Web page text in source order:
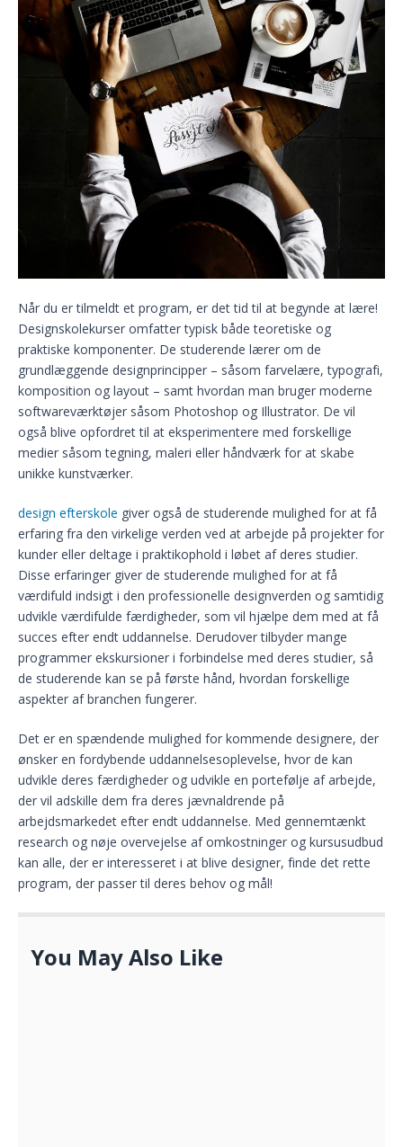
Når du er tilmeldt et program, er det tid til at begynde at lære!
Designskolekurser omfatter typisk både teoretiske og
praktiske komponenter. De studerende lærer om de
grundlæggende designprincipper – såsom farvelære, typografi,
komposition og layout – samt hvordan man bruger moderne
softwareværktøjer såsom Photoshop og Illustrator. De vil
også blive opfordret til at eksperimentere med forskellige
medier såsom tegning, maleri eller håndværk for at skabe
unikke kunstværker.
design efterskole giver også de studerende mulighed for at få
erfaring fra den virkelige verden ved at arbejde på projekter for
kunder eller deltage i praktikophold i løbet af deres studier.
Disse erfaringer giver de studerende mulighed for at få
værdifuld indsigt i den professionelle designverden og samtidig
udvikle værdifulde færdigheder, som vil hjælpe dem med at få
succes efter endt uddannelse. Derudover tilbyder mange
programmer ekskursioner i forbindelse med deres studier, så
de studerende kan se på første hånd, hvordan forskellige
aspekter af branchen fungerer.
Det er en spændende mulighed for kommende designere, der
ønsker en fordybende uddannelsesoplevelse, hvor de kan
udvikle deres færdigheder og udvikle en portefølje af arbejde,
der vil adskille dem fra deres jævnaldrende på
arbejdsmarkedet efter endt uddannelse. Med gennemtænkt
research og nøje overvejelse af omkostninger og kursusudbud
kan alle, der er interesseret i at blive designer, finde det rette
program, der passer til deres behov og mål!
You May Also Like